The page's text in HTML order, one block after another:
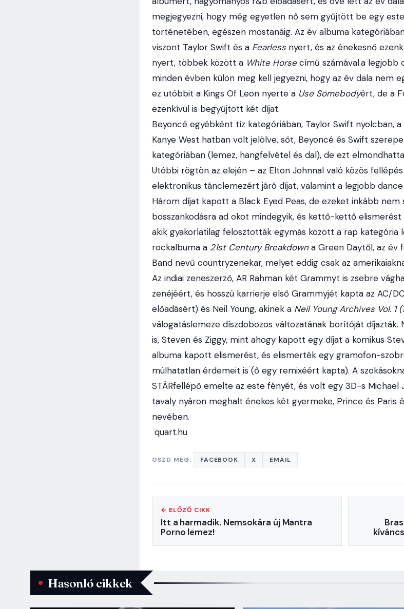
megjegyezni, hogy még egyetlen nő sem gyűjtött be egy
történetében, egészen mostanáig. Az év albuma
viszont Taylor Swift és a Fearless nyert, és az énekesnő
nyert, többek között a White Horsecímű számával.a legjobb
minden évben külön meg kell jegyezni, hogy az év dala nem
ez utóbbit a Kings Of Leon nyerte a Use Somebodyért, de a
ezenkívül is begyűjtött két díjat.
Beyoncé egyébként tíz kategóriában, Taylor Swift nyolcban, a
Kanye West hatban volt jelölve, sőt, Beyoncé és Swift
kategóriában (lemez, hangfelvétel és dal), de ezt
Utóbbi rögtön az elején – az Elton Johnnal való közös
elektronikus tánclemezért járó díjat, valamint a legjobb
Három díjat kapott a Black Eyed Peas, de ezeket inkább
bosszankodásra ad okot mindegyik, és kettő-kettő
akik gyakorlatilag felosztották egymás között a rap kategória
rockalbuma a 21st Century Breakdowna Green Daytől, az év
Band nevű countryzenekar, melyet eddig csak az
Az indiai zeneszerző, AR Rahman két Grammyt is zsebre
zenéjéért, és hosszú karrierje első Grammyjét kapta az AC/
előadásért) és Neil Young, akinek a Neil Young Archives Vol. 1
válogatáslemeze díszdobozos változatának borítóját
is, Steven és Ziggy, mint ahogy kapott egy díjat a komikus
albuma kapott elismerést, és elismerték egy gramofon-
múlhatatlan érdemeit is (ő egy remixéért kapta). A
STÁRfellépő emelte az este fényét, és volt egy 3D-s Michael
tavaly nyáron meghalt énekes két gyermeke, Prince és
nevében.
quart.hu
OSZD MEG: FACEBOOK X EMAIL
← ELŐZŐ CIKK
Itt a harmadik. Nemsokára új Mantra
Porno lemez!
Hasonló cikkek